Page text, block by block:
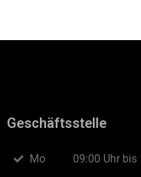
Geschäftsstelle
Mo
09:00 Uhr bis